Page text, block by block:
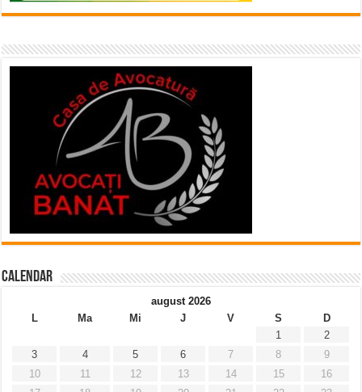
Calendar
august 2026
L
Ma Mi J V S
D
1
2
3
4 5 6 7 8
9
10
11 12 13 14 15
16